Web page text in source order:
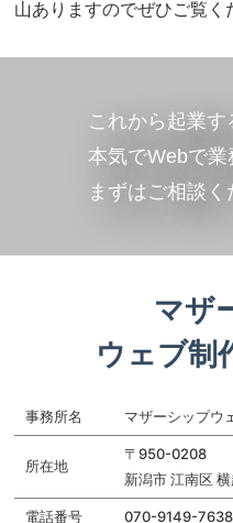
山ありますのでぜひご覧く
これから起業す
本気でWebで業
まずはご相談く
マザ
ウェブ制
事務所名 マザーシップウ
所在地
〒950-0208
新潟市 江南区
電話番号 070-9149-7638